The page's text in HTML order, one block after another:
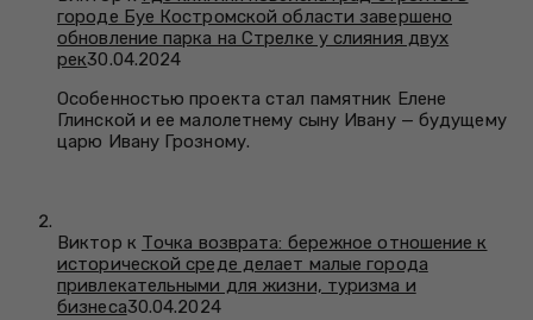
городе Буе Костромской области завершено
обновление парка на Стрелке у слияния двух
рек30.04.2024
Особенностью проекта стал памятник Елене
Глинской и ее малолетнему сыну Ивану — будущему
царю Ивану Грозному.
Виктор к Точка возврата: бережное отношение к
исторической среде делает малые города
привлекательными для жизни, туризма и
бизнеса30.04.2024